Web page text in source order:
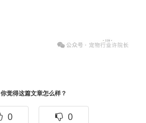
你觉得这篇文章怎么样？
0 0